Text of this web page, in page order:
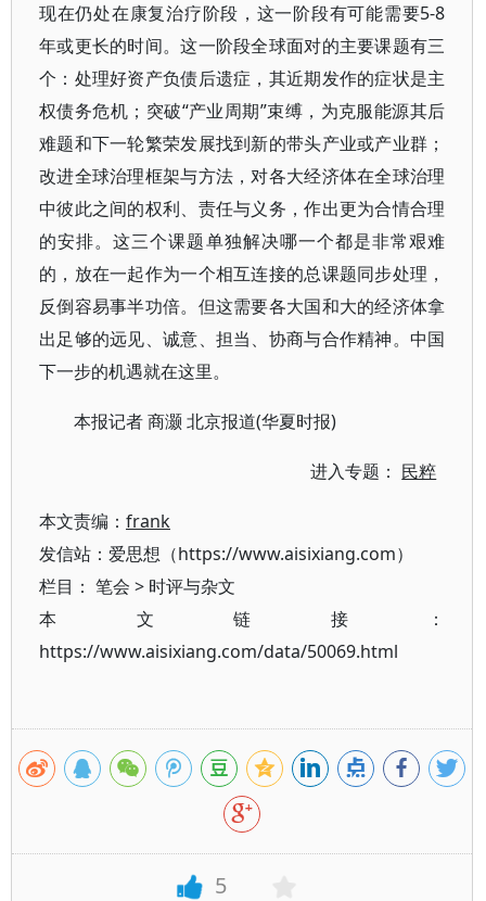
现在仍处在康复治疗阶段，这一阶段有可能需要5-8
年或更长的时间。这一阶段全球面对的主要课题有三
个：处理好资产负债后遗症，其近期发作的症状是主
权债务危机；突破“产业周期”束缚，为克服能源其后
难题和下一轮繁荣发展找到新的带头产业或产业群；
改进全球治理框架与方法，对各大经济体在全球治理
中彼此之间的权利、责任与义务，作出更为合情合理
的安排。这三个课题单独解决哪一个都是非常艰难
的，放在一起作为一个相互连接的总课题同步处理，
反倒容易事半功倍。但这需要各大国和大的经济体拿
出足够的远见、诚意、担当、协商与合作精神。中国
下一步的机遇就在这里。
本报记者 商灏 北京报道(华夏时报)
进入专题： 民粹
本文责编： frank
发信站：爱思想（https://www.aisixiang.com）
栏目： 笔会 > 时评与杂文
本文链接：
https://www.aisixiang.com/data/50069.html
5